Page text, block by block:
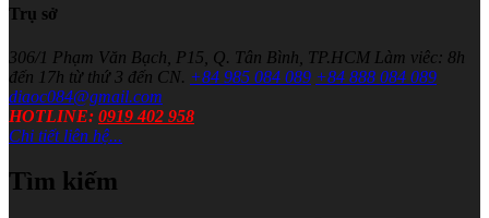
Trụ sở
306/1 Phạm Văn Bạch, P15, Q. Tân Bình, TP.HCM Làm viêc: 8h
đến 17h từ thứ 3 đến CN. +84 985 084 089 +84 888 084 089
diaoc084@gmail.com
HOTLINE: 0919 402 958
Chi tiết liên hệ...
Tìm kiếm